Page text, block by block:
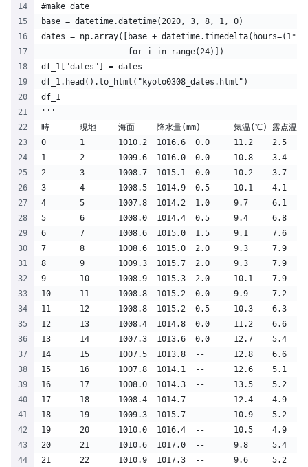
#make date
base = datetime.datetime(2020, 3, 8, 1, 0)
dates = np.array([base +
                  for i in range(24)])
df_1["dates"] = dates
df_1.head().to_html("kyoto0308_dates.html")
df_1
'''